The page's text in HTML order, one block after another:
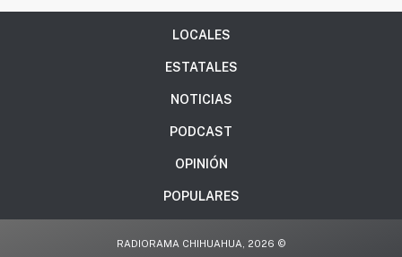
LOCALES
ESTATALES
NOTICIAS
PODCAST
OPINIÓN
POPULARES
RADIORAMA CHIHUAHUA, 2026 ©